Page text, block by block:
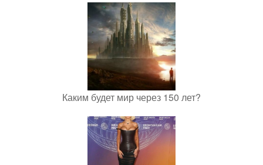
Каким будет мир через 150 лет?